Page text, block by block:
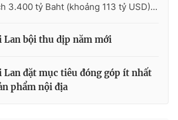
3.400 tỷ Baht (khoảng 113 tỷ USD)...
Lan bội thu dịp năm mới
Lan đặt mục tiêu đóng góp ít nhất
phẩm nội địa